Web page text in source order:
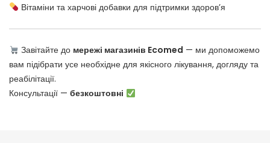
Вітаміни та харчові добавки для підтримки здоров’я
Завітайте до мережі магазинів Ecomed — ми допоможемо
вам підібрати усе необхідне для якісного лікування, догляду та
реабілітації.
Консультації — безкоштовні